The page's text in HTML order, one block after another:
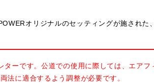
オリジナルのセッティングが施された
ターです。公道での使用に際しては、エアフ
法に適合するよう調整が必要です。